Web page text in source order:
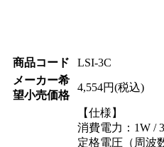
商品コード
LSI-3C
メーカー希
望小売価格
4,554円(税込)
【仕様】
消費電力：1W /
定格電圧（周波